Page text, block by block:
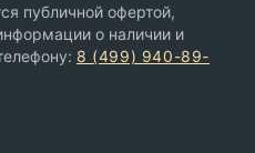
публичной офертой,
о наличии и
8 (499) 940-89-